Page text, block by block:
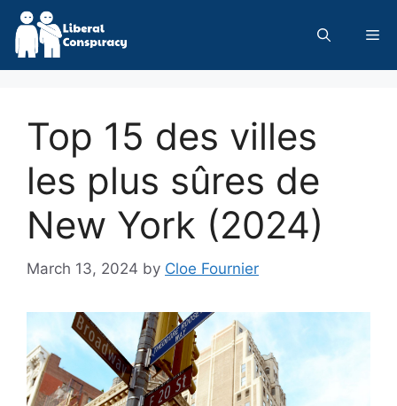
Skip
content
Top 15 des villes
les plus sûres de
New York (2024)
March 13, 2024 by Cloe Fournier